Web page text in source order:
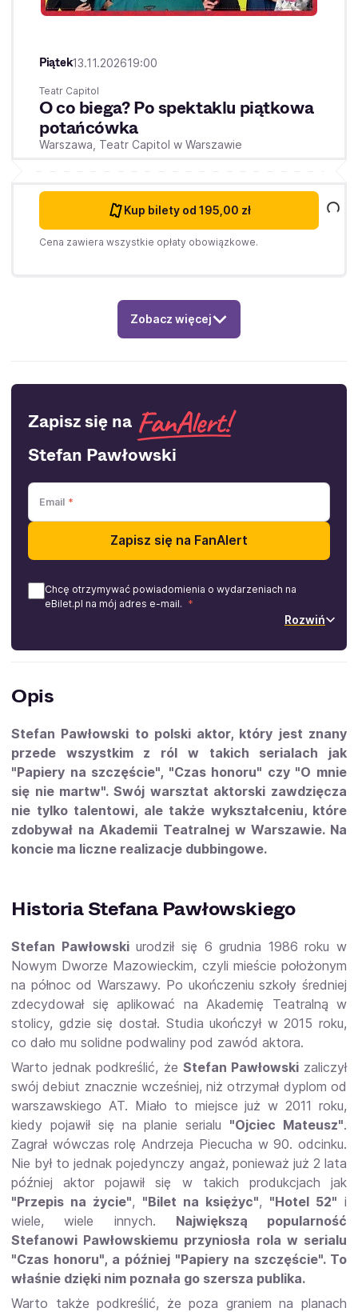
Piątek13.11.202619:00
Teatr Capitol
O co biega? Po spektaklu piątkowa
potańcówka
Warszawa, Teatr Capitol w Warszawie
Kup bilety od 195,00 zł
Cena zawiera wszystkie opłaty obowiązkowe.
Zobacz więcej
Zapisz się na
Stefan Pawłowski
Email
Zapisz się na FanAlert
Chcę otrzymywać powiadomienia o wydarzeniach na
eBilet.pl na mój adres e-mail.
Rozwiń
Opis
Stefan Pawłowski to polski aktor, który jest znany
przede wszystkim z ról w takich serialach jak
"Papiery na szczęście", "Czas honoru" czy "O mnie
się nie martw". Swój warsztat aktorski zawdzięcza
nie tylko talentowi, ale także wykształceniu, które
zdobywał na Akademii Teatralnej w Warszawie. Na
koncie ma liczne realizacje dubbingowe.
Historia Stefana Pawłowskiego
Stefan Pawłowskiurodził się 6 grudnia 1986 roku w
Nowym Dworze Mazowieckim, czyli mieście położonym
na północ od Warszawy. Po ukończeniu szkoły średniej
zdecydował się aplikować na Akademię Teatralną w
stolicy, gdzie się dostał. Studia ukończył w 2015 roku,
co dało mu solidne podwaliny pod zawód aktora.
Warto jednak podkreślić, że Stefan Pawłowskizaliczył
swój debiut znacznie wcześniej, niż otrzymał dyplom od
warszawskiego AT. Miało to miejsce już w 2011 roku,
kiedy pojawił się na planie serialu "Ojciec Mateusz".
Zagrał wówczas rolę Andrzeja Piecucha w 90. odcinku.
Nie był to jednak pojedynczy angaż, ponieważ już 2 lata
później aktor pojawił się w takich produkcjach jak
"Przepis na życie", "Bilet na księżyc", "Hotel 52" i
wiele, wiele innych. Największą popularność
Stefanowi Pawłowskiemu przyniosła rola w serialu
"Czas honoru", a później "Papiery na szczęście". To
właśnie dzięki nim poznała go szersza publika.
Warto także podkreślić, że poza graniem na planach